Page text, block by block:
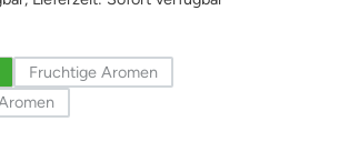
Fruchtige Aromen(Diese Option ist zurzeit nicht
Option ist zurzeit nicht verfügbar.)